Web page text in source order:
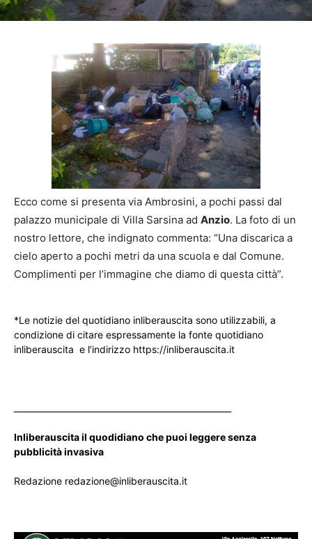
Ecco come si presenta via Ambrosini, a pochi passi dal
palazzo municipale di Villa Sarsina ad Anzio. La foto di un
nostro lettore, che indignato commenta: “Una discarica a
cielo aperto a pochi metri da una scuola e dal Comune.
Complimenti per l’immagine che diamo di questa città”.
*Le notizie del quotidiano inliberauscita sono utilizzabili, a
condizione di citare espressamente la fonte quotidiano
inliberauscita e l’indirizzo https://inliberauscita.it
Inliberauscita il quodidiano che puoi leggere senza
pubblicità invasiva
Redazione redazione@inliberauscita.it